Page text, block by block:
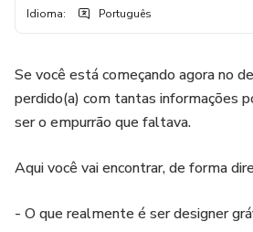
Idioma: Português
Se você está começando agora no
perdido(a) com tantas informações
ser o empurrão que faltava.
Aqui você vai encontrar, de forma
- O que realmente é ser designer